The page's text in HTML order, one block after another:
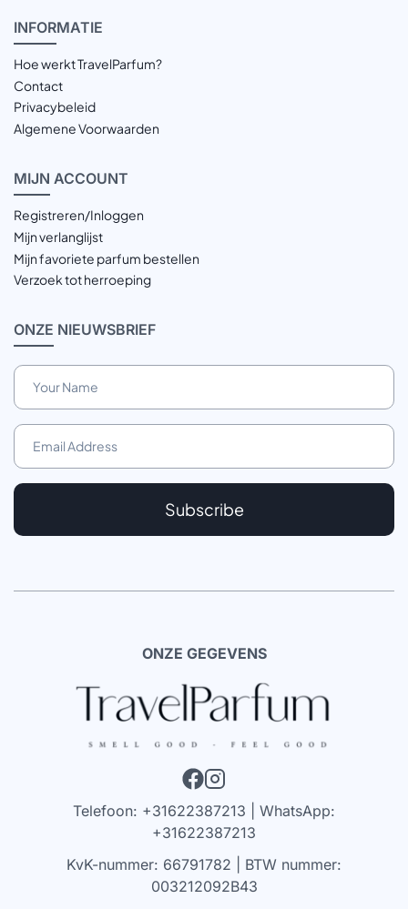
INFORMATIE
Hoe werkt TravelParfum?
Contact
Privacybeleid
Algemene Voorwaarden
MIJN ACCOUNT
Registreren/Inloggen
Mijn verlanglijst
Mijn favoriete parfum bestellen
Verzoek tot herroeping
ONZE NIEUWSBRIEF
Subscribe
ONZE GEGEVENS
Telefoon: +31622387213 | WhatsApp:
+31622387213
KvK-nummer: 66791782 | BTW nummer:
003212092B43